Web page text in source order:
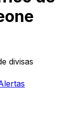
divisas